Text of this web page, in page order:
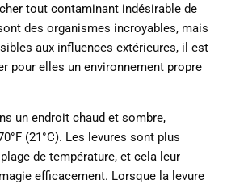
tout contaminant indésirable de
des organismes incroyables, mais
aux influences extérieures, il est
pour elles un environnement propre
un endroit chaud et sombre,
(21°C). Les levures sont plus
de température, et cela leur
efficacement. Lorsque la levure